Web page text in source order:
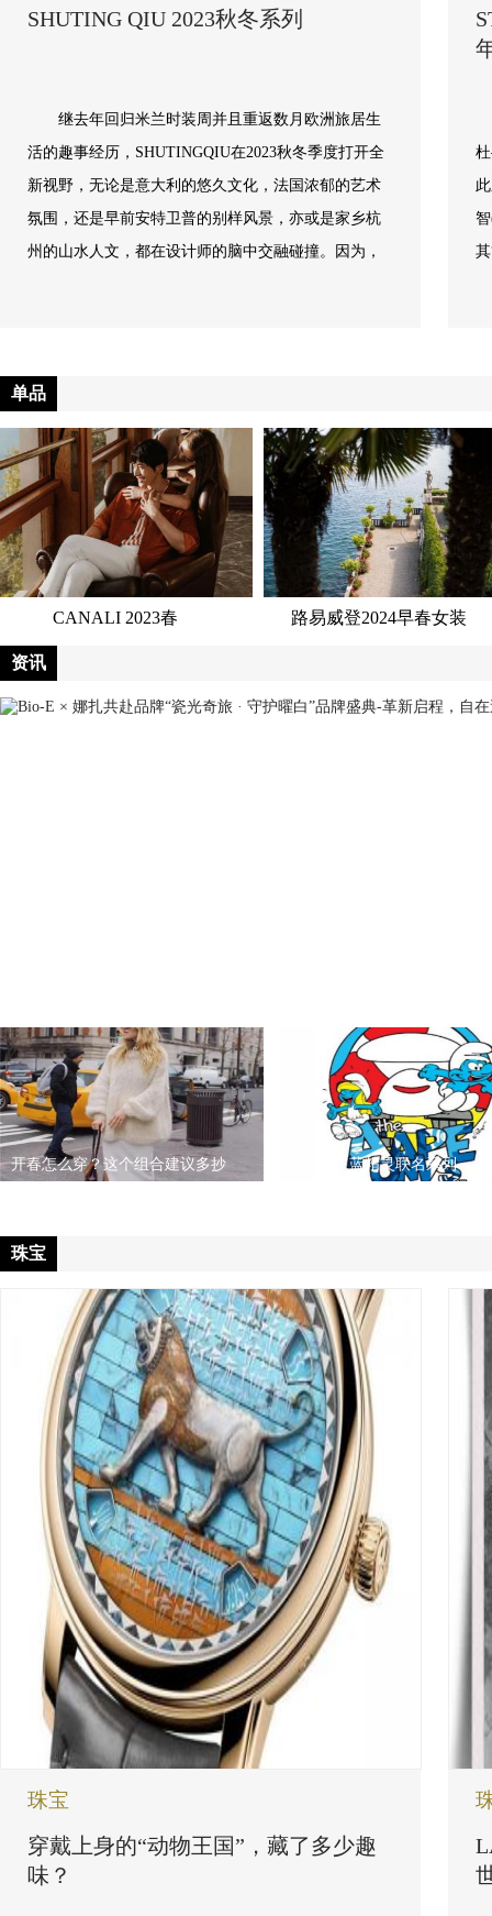
SHUTING QIU 2023秋冬系列
继去年回归米兰时装周并且重返数月欧洲旅居生
活的趣事经历，SHUTINGQIU在2023秋冬季度打开全
新视野，无论是意大利的悠久文化，法国浓郁的艺术
氛围，还是早前安特卫普的别样风景，亦或是家乡杭
州的山水人文，都在设计师的脑中交融碰撞。因为，
单品
CANALI 2023春 路易威登2024早春女装
资讯
开春怎么穿？这个组合建议多抄 AAPE × 蓝精灵联名系列
珠宝
珠宝
穿戴上身的“动物王国”，藏了多少趣
味？